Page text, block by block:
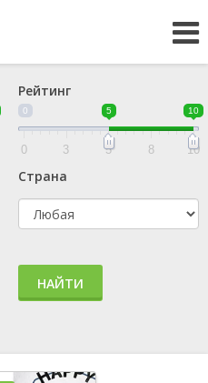
Рейтинг
0 5 10
0 3 5 8 10
Страна
НАЙТИ